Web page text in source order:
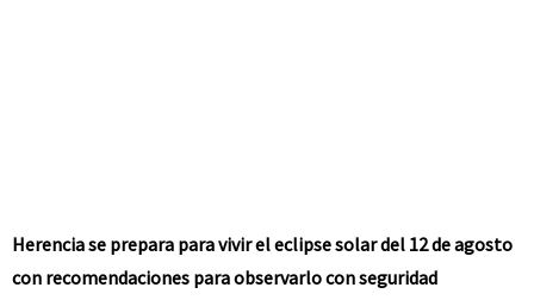
Herencia se prepara para vivir el eclipse solar del 12 de agosto
con recomendaciones para observarlo con seguridad